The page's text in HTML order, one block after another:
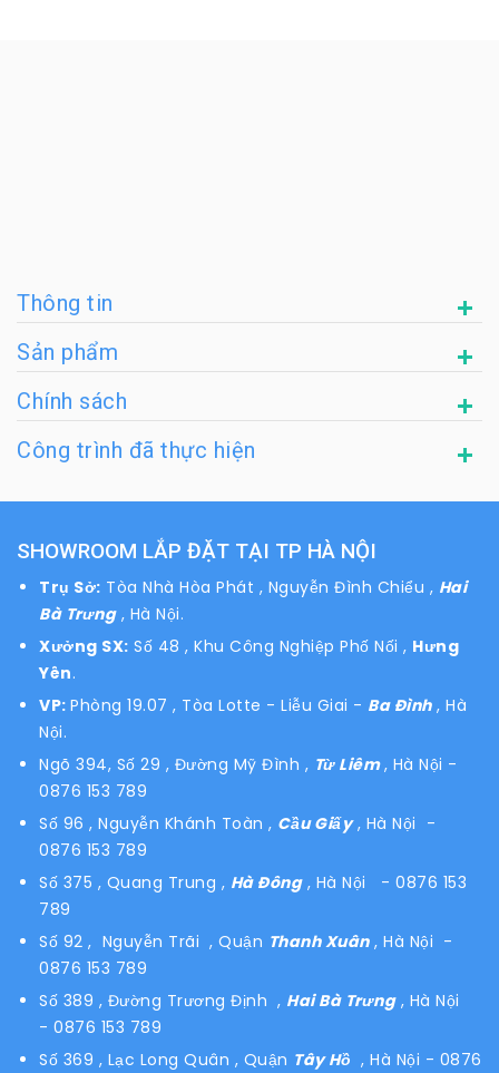
Thông tin
Sản phẩm
Chính sách
Công trình đã thực hiện
SHOWROOM LẮP ĐẶT TẠI TP HÀ NỘI
Trụ Sở: Tòa Nhà Hòa Phát , Nguyễn Đình Chiểu , Hai
Bà Trưng, Hà Nội.
Xưởng SX: Số 48 , Khu Công Nghiệp Phố Nối , Hưng
Yên.
VP: Phòng 19.07 , Tòa Lotte - Liễu Giai - Ba Đình, Hà
Nội.
Ngõ 394, Số 29 , Đường Mỹ Đình , Từ Liêm, Hà Nội -
0876 153 789
Số 96 , Nguyễn Khánh Toàn , Cầu Giấy, Hà Nội -
0876 153 789
Số 375 , Quang Trung , Hà Đông, Hà Nội - 0876 153
789
Số 92 , Nguyễn Trãi , Quận Thanh Xuân, Hà Nội -
0876 153 789
Số 389 , Đường Trương Định , Hai Bà Trưng, Hà Nội
- 0876 153 789
Số 369 , Lạc Long Quân , Quận Tây Hồ , Hà Nội - 0876